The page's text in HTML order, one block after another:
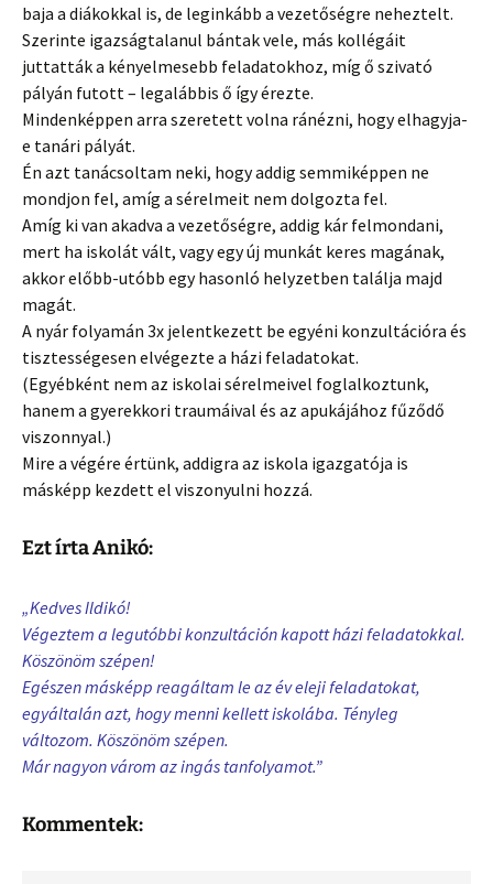
baja a diákokkal is, de leginkább a vezetőségre neheztelt.
Szerinte igazságtalanul bántak vele, más kollégáit
juttatták a kényelmesebb feladatokhoz, míg ő szivató
pályán futott – legalábbis ő így érezte.
Mindenképpen arra szeretett volna ránézni, hogy elhagyja-
e tanári pályát.
Én azt tanácsoltam neki, hogy addig semmiképpen ne
mondjon fel, amíg a sérelmeit nem dolgozta fel.
Amíg ki van akadva a vezetőségre, addig kár felmondani,
mert ha iskolát vált, vagy egy új munkát keres magának,
akkor előbb-utóbb egy hasonló helyzetben találja majd
magát.
A nyár folyamán 3x jelentkezett be egyéni konzultációra és
tisztességesen elvégezte a házi feladatokat.
(Egyébként nem az iskolai sérelmeivel foglalkoztunk,
hanem a gyerekkori traumáival és az apukájához fűződő
viszonnyal.)
Mire a végére értünk, addigra az iskola igazgatója is
másképp kezdett el viszonyulni hozzá.
Ezt írta Anikó:
„Kedves Ildikó!
Végeztem a legutóbbi konzultáción kapott házi feladatokkal.
Köszönöm szépen!
Egészen másképp reagáltam le az év eleji feladatokat,
egyáltalán azt, hogy menni kellett iskolába. Tényleg
változom. Köszönöm szépen.
Már nagyon várom az ingás tanfolyamot.”
Kommentek: